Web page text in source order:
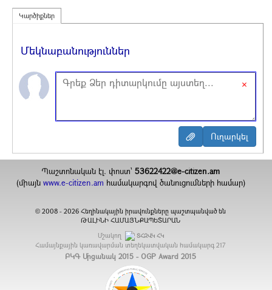
Կարծիքներ
Մեկնաբանություններ
×
Պաշտոնական էլ. փոստ`53622422@e-citizen.am
(միայն www.e-citizen.am համակարգով ծանուցումների համար)
© 2008 -2026 Հեղինակային իրավունքները պաշտպանված են
ԹԱԼԻՆԻ ՀԱՄԱՅՆՔԱՊԵՏԱՐԱՆ
Մշակող
ՏՀԶՎԿ ՀԿ
Համայնքային կառավարման տեղեկատվական համակարգ 217
ԲԿԳ Մրցանակ 2015 - OGP Award 2015